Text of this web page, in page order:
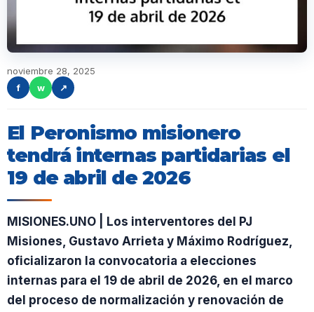
noviembre 28, 2025
f
w ↗
El Peronismo misionero
tendrá internas partidarias el
19 de abril de 2026
MISIONES.UNO | Los interventores del PJ
Misiones, Gustavo Arrieta y Máximo Rodríguez,
oficializaron la convocatoria a elecciones
internas para el 19 de abril de 2026, en el marco
del proceso de normalización y renovación de